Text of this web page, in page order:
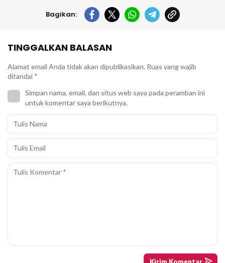
Bagikan:
TINGGALKAN BALASAN
Alamat email Anda tidak akan dipublikasikan. Ruas yang wajib
ditandai *
Simpan nama, email, dan situs web saya pada peramban ini
untuk komentar saya berikutnya.